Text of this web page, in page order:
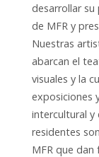
desarrollar
de MFR y
Nuestras
abarcan el
visuales y la
exposiciones
intercultural y
residentes
MFR que